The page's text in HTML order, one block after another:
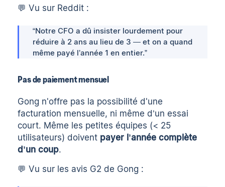
💬 Vu sur Reddit :
“Notre CFO a dû insister lourdement pour
réduire à 2 ans au lieu de 3 — et on a quand
même payé l’année 1 en entier.”
Pas de paiement mensuel
Gong n'offre pas la possibilité d'une
facturation mensuelle, ni même d’un essai
court. Même les petites équipes (< 25
utilisateurs) doivent payer l’année complète
d’un coup.
💬 Vu sur les avis G2 de Gong :